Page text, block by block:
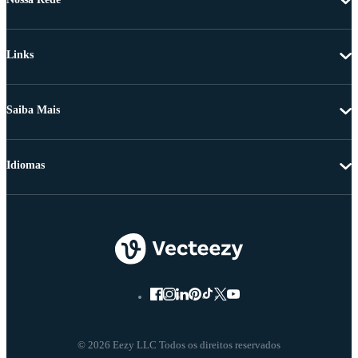
Links
Saiba Mais
© 2026 Eezy LLC Todos os direitos reservados
Idiomas